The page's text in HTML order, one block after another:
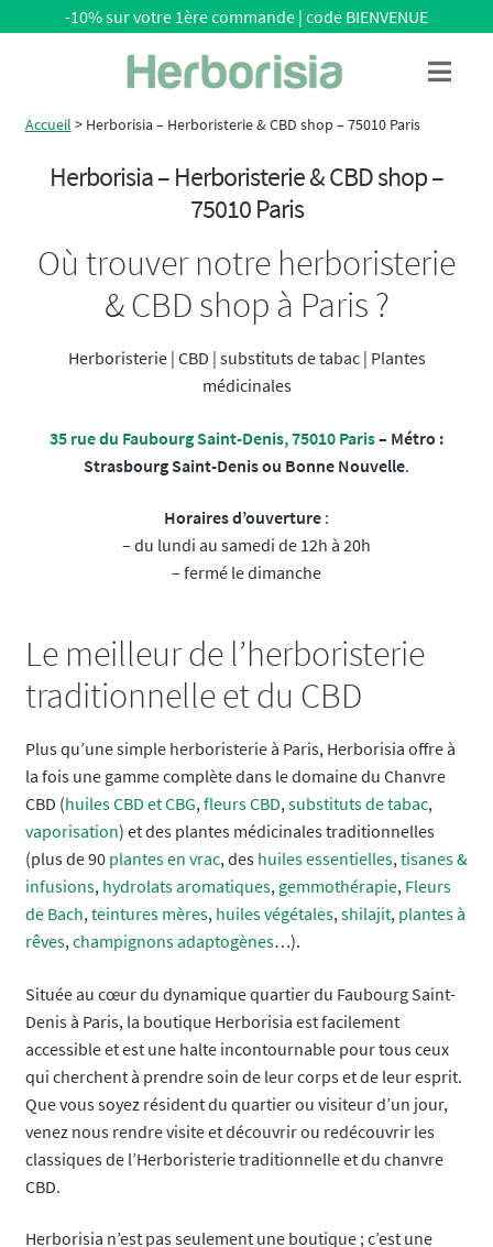
navigation
-10% sur votre 1ère commande | code BIENVENUE
Menu
Accueil > Herborisia – Herboristerie & CBD shop – 75010 Paris
Herborisia – Herboristerie & CBD shop –
75010 Paris
Où trouver notre herboristerie
& CBD shop à Paris ?
Herboristerie | CBD | substituts de tabac | Plantes
médicinales
35 rue du Faubourg Saint-Denis, 75010 Paris– Métro :
Strasbourg Saint-Denis ou Bonne Nouvelle.
Horaires d’ouverture :
– du lundi au samedi de 12h à 20h
– fermé le dimanche
Le meilleur de l’herboristerie
traditionnelle et du CBD
Plus qu’une simple herboristerie à Paris, Herborisia offre à
la fois une gamme complète dans le domaine du Chanvre
CBD (huiles CBD et CBG, fleurs CBD, substituts de tabac,
vaporisation) et des plantes médicinales traditionnelles
(plus de 90 plantes en vrac, des huiles essentielles, tisanes &
infusions, hydrolats aromatiques, gemmothérapie, Fleurs
de Bach, teintures mères, huiles végétales, shilajit, plantes à
rêves, champignons adaptogènes…).
Située au cœur du dynamique quartier du Faubourg Saint-
Denis à Paris, la boutique Herborisia est facilement
accessible et est une halte incontournable pour tous ceux
qui cherchent à prendre soin de leur corps et de leur esprit.
Que vous soyez résident du quartier ou visiteur d’un jour,
venez nous rendre visite et découvrir ou redécouvrir les
classiques de l’Herboristerie traditionnelle et du chanvre
CBD.
Herborisia n’est pas seulement une boutique ; c’est une